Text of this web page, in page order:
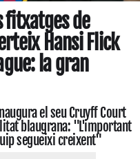
fitxatges de
Hansi Flick
la gran
el seu Cruyff Court
blaugrana: "L'important
segueixi creixent"